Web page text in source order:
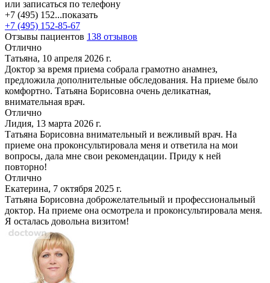
или записаться по телефону
+7 (495) 152...показать
+7 (495) 152-85-67
Отзывы пациентов 138 отзывов
Отлично
Татьяна, 10 апреля 2026 г.
Доктор за время приема собрала грамотно анамнез,
предложила дополнительные обследования. На приеме было
комфортно. Татьяна Борисовна очень деликатная,
внимательная врач.
Отлично
Лидия, 13 марта 2026 г.
Татьяна Борисовна внимательный и вежливый врач. На
приеме она проконсультировала меня и ответила на мои
вопросы, дала мне свои рекомендации. Приду к ней
повторно!
Отлично
Екатерина, 7 октября 2025 г.
Татьяна Борисовна доброжелательный и профессиональный
доктор. На приеме она осмотрела и проконсультировала меня.
Я осталась довольна визитом!